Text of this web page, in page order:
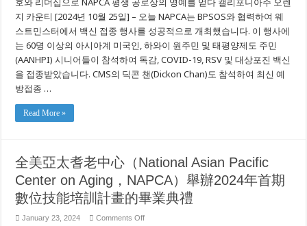
틸
연
방
원
의
원,
25
티
를
위
보
지 카운티 [2024년 10월 25일] – 오늘 NAPCA는 BPSOS와 협력하여 웨
스트민스터에서 백신 접종 행사를 성공적으로 개최했습니다. 이 행사에
는 60명 이상의 아시아계 미국인, 하와이 원주민 및 태평양제도 주민
(AANHPI) 시니어들이 참석하여 독감, COVID-19, RSV 및 대상포진 백신
을 접종받았습니다. CMS의 딕콘 챈(Dickon Chan)도 참석하여 최신 예
방접종 …
Read More »
全美亞太耆老中心（National Asian Pacific
Center on Aging，NAPCA）舉辦2024年首期
數位技能培訓計畫的畢業典禮
January 23, 2024 Comments Offon